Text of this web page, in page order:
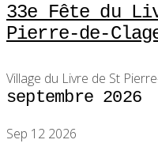
33e Fête du
Pierre-de-
Village du Livre de St
septembre 2026
Sep 12 2026